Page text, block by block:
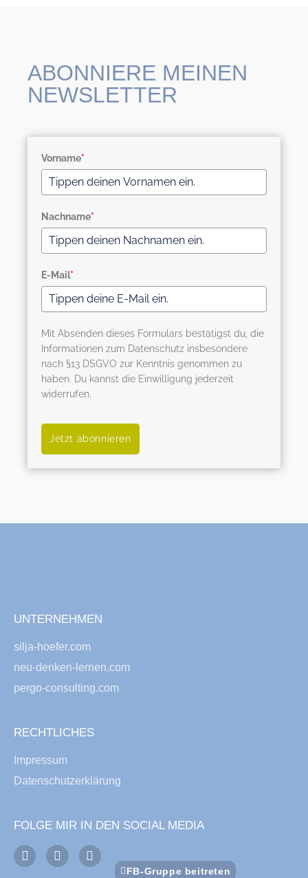
ABONNIERE MEINEN
NEWSLETTER
Vorname*
Nachname*
E-Mail*
Mit Absenden dieses Formulars bestätigst du, die
Informationen zum Datenschutz insbesondere
nach §13 DSGVO zur Kenntnis genommen zu
haben. Du kannst die Einwilligung jederzeit
widerrufen.
Jetzt abonnieren
UNTERNEHMEN
silja-hoefer.com
neu-denken-lernen.com
pergo-consulting.com
RECHTLICHES
Impressum
Datenschutzerklärung
FOLGE MIR IN DEN SOCIAL MEDIA
FB-Gruppe beitreten